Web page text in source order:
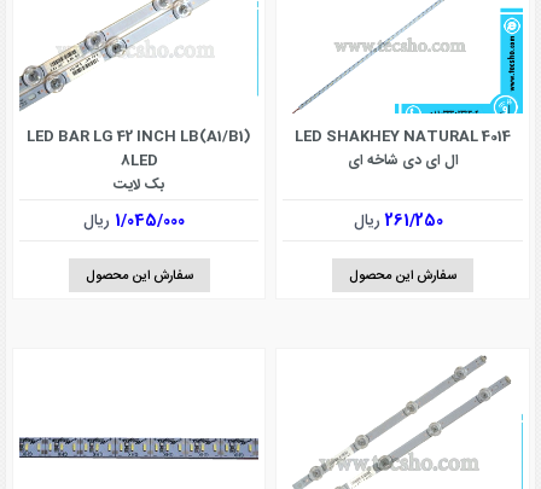
LED SHAKHEY NATURAL 4014
ال ای دی شاخه ای
261/250ریال
سفارش این محصول
LED BAR LG 42 INCH LB(A1/B1)
8LED
بک لایت
1/045/000 ریال
سفارش این محصول